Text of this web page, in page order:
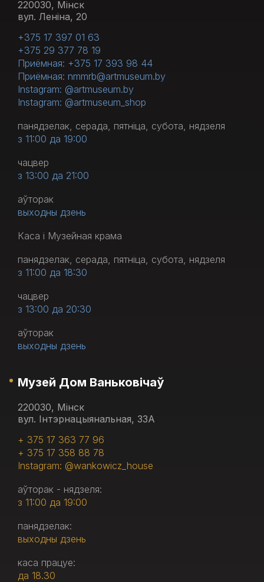
220030, Мінск
вул. Леніна, 20
+375 17 397 01 63
+375 29 377 78 19
Приёмная: +375 17 393 98 44
Приёмная: nmmrb@artmuseum.by
Instagram: @artmuseum.by
Instagram: @artmuseum_shop
панядзелак, серада, пятніца, субота, нядзеля
з 11:00 да 19:00
чацвер
з 13:00 да 21:00
аўторак
выходны дзень
Каса і Музейная крама
панядзелак, серада, пятніца, субота, нядзеля
з 11:00 да 18:30
чацвер
з 13:00 да 20:30
аўторак
выходны дзень
Музей Дом Ваньковічаў
220030, Мінск
вул. Інтэрнацыянальная, 33А
+ 375 17 363 77 96
+ 375 17 358 88 78
Instagram: @wankowicz_house
аўторак - нядзеля:
з 11:00 да 19:00
панядзелак:
выходны дзень
каса працуе:
да 18.30